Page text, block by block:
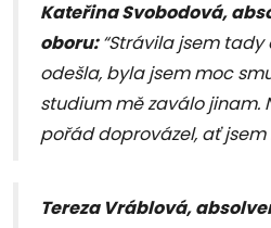
Kateřina Svobodová,
oboru:“Strávila jsem
odešla, byla jsem moc
studium mě zaválo jinam.
pořád doprovázel, ať jsem
Tereza Vráblová,